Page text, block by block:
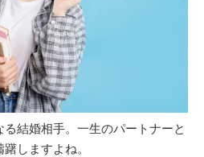
結婚相手。一生のパートナーと
しますよね。